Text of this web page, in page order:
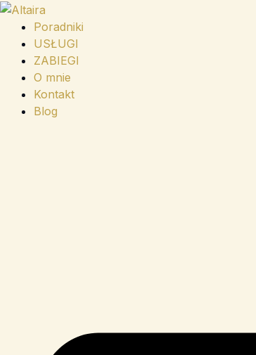
Przejdź
treści
Poradniki
USŁUGI
ZABIEGI
O mnie
Kontakt
Blog